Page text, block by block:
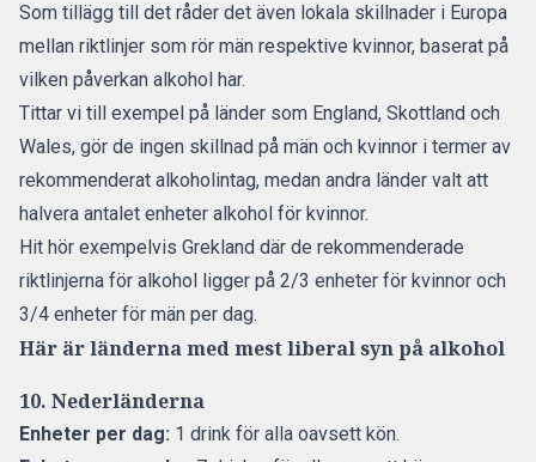
Som tillägg till det råder det även lokala skillnader i Europa
mellan riktlinjer som rör män respektive kvinnor, baserat på
vilken påverkan alkohol har.
Tittar vi till exempel på länder som England, Skottland och
Wales, gör de ingen skillnad på män och kvinnor i termer av
rekommenderat alkoholintag, medan andra länder valt att
halvera antalet enheter alkohol för kvinnor.
Hit hör exempelvis Grekland där de rekommenderade
riktlinjerna för alkohol ligger på 2/3 enheter för kvinnor och
3/4 enheter för män per dag.
Här är länderna med mest liberal syn på alkohol
10. Nederländerna
Enheter per dag: 1 drink för alla oavsett kön.